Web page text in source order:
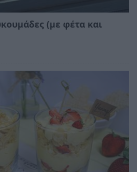
(με φέτα και